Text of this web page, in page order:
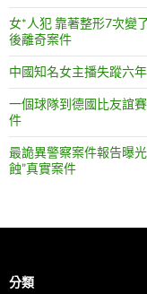
女*人犯 靠著整形7次變
後離奇案件
中國知名女主播失蹤六
一個球隊到德國比友誼
件
最詭異警察案件報告曝
蝕”真實案件
分類